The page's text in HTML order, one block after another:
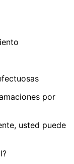
por
usted puede